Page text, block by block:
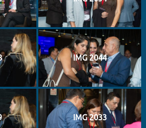
IMG 2044
IMG 2033